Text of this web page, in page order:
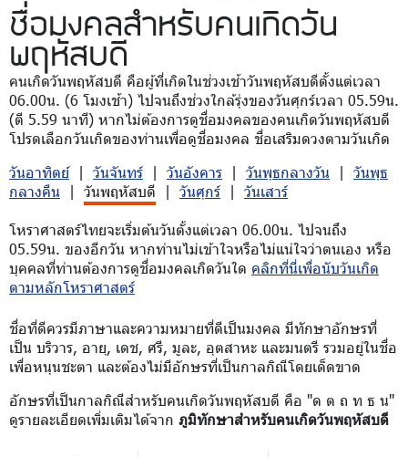
ชื่อมงคลสำหรับคนเกิดวัน
พฤหัสบดี
คนเกิดวันพฤหัสบดี คือผู้ที่เกิดในช่วงเช้าวันพฤหัสบดีตั้งแต่เวลา
06.00น. (6 โมงเช้า) ไปจนถึงช่วงใกล้รุ่งของวันศุกร์เวลา 05.59น.
(ตี 5.59 นาที) หากไม่ต้องการดูชื่อมงคลของคนเกิดวันพฤหัสบดี
โปรดเลือกวันเกิดของท่านเพื่อดูชื่อมงคล ชื่อเสริมดวงตามวันเกิด
วันอาทิตย์| วันจันทร์ | วันอังคาร | วันพุธกลางวัน | วันพุธ
กลางคืน | วันพฤหัสบดี | วันศุกร์ | วันเสาร์
โหราศาสตร์ไทยจะเริ่มต้นวันตั้งแต่เวลา 06.00น. ไปจนถึง
05.59น. ของอีกวัน หากท่านไม่เข้าใจหรือไม่แน่ใจว่าตนเอง หรือ
บุคคลที่ท่านต้องการดูชื่อมงคลเกิดวันใด คลิกที่นี่เพื่อนับวันเกิด
ตามหลักโหราศาสตร์
ชื่อที่ดีควรมีภาษาและความหมายที่ดีเป็นมงคล มีทักษาอักษรที่
เป็น บริวาร, อายุ, เดช, ศรี, มูละ, อุตสาหะ และมนตรี รวมอยู่ในชื่อ
เพื่อหนุนชะตา และต้องไม่มีอักษรที่เป็นกาลกิณีโดยเด็ดขาด
อักษรที่เป็นกาลกิณีสำหรับคนเกิดวันพฤหัสบดี คือ "ด ต ถ ท ธ น"
ดูรายละเอียดเพิ่มเติมได้จาก ภูมิทักษาสำหรับคนเกิดวันพฤหัสบดี